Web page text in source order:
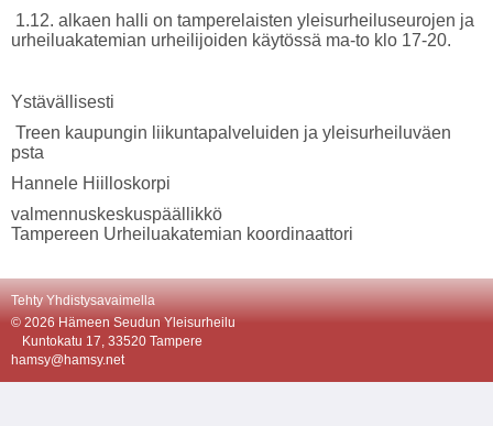
1.12. alkaen halli on tamperelaisten yleisurheiluseurojen ja
urheiluakatemian urheilijoiden käytössä ma-to klo 17-20.
Ystävällisesti
Treen kaupungin liikuntapalveluiden ja yleisurheiluväen
psta
Hannele Hiilloskorpi
valmennuskeskuspäällikkö
Tampereen Urheiluakatemian koordinaattori
Tehty Yhdistysavaimella
© 2026 Hämeen Seudun Yleisurheilu
Kuntokatu 17, 33520 Tampere
hamsy@hamsy.net